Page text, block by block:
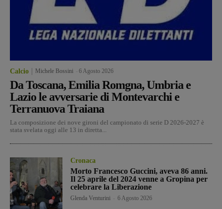
Calcio Michele Bossini 6 Agosto 2026
Da Toscana, Emilia Romgna, Umbria e
Lazio le avversarie di Montevarchi e
Terranuova Traiana
La composizione dei nove gironi del campionato di serie D 2026-2027 è
stata svelata oggi alle 13 in diretta...
Cronaca
Morto Francesco Guccini, aveva 86 anni.
Il 25 aprile del 2024 venne a Gropina per
celebrare la Liberazione
Glenda Venturini 6 Agosto 2026